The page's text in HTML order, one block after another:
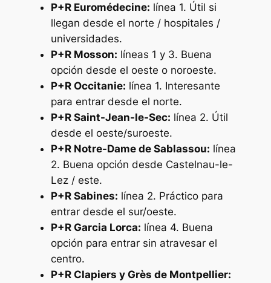
P+R Euromédecine: línea 1. Útil si
llegan desde el norte / hospitales /
universidades.
P+R Mosson: líneas 1 y 3. Buena
opción desde el oeste o noroeste.
P+R Occitanie: línea 1. Interesante
para entrar desde el norte.
P+R Saint-Jean-le-Sec: línea 2. Útil
desde el oeste/suroeste.
P+R Notre-Dame de Sablassou: línea
2. Buena opción desde Castelnau-le-
Lez / este.
P+R Sabines: línea 2. Práctico para
entrar desde el sur/oeste.
P+R Garcia Lorca: línea 4. Buena
opción para entrar sin atravesar el
centro.
P+R Clapiers y Grès de Montpellier: